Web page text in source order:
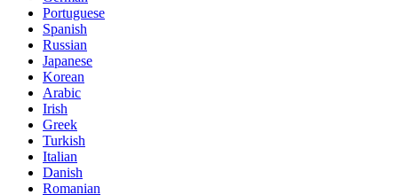
Portuguese
Spanish
Russian
Japanese
Korean
Arabic
Irish
Greek
Turkish
Italian
Danish
Romanian